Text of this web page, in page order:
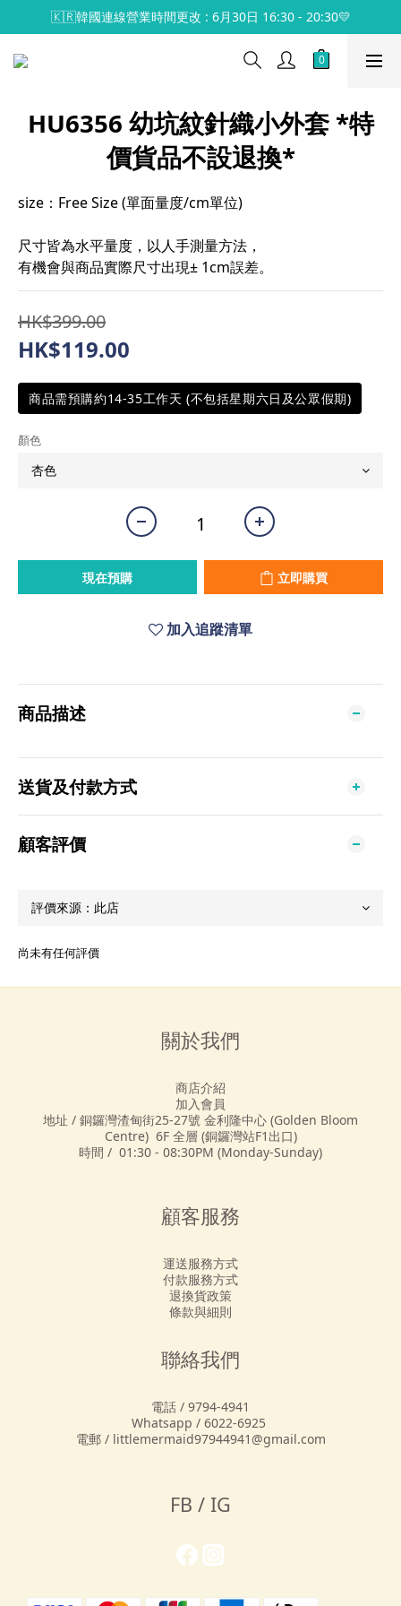
🇰🇷韓國連線營業時間更改 : 6月30日 16:30 - 20:30💛
HU6356 幼坑紋針織小外套 *特
價貨品不設退換*
size：Free Size (單面量度/cm單位)
尺寸皆為水平量度，以人手測量方法，
有機會與商品實際尺寸出現± 1cm誤差。
HK$399.00
HK$119.00
商品需預購約14-35工作天 (不包括星期六日及公眾假期)
顏色
現在預購 立即購買
加入追蹤清單
商品描述
送貨及付款方式
顧客評價
尚未有任何評價
關於我們
商店介紹
加入會員
地址 / 銅鑼灣渣甸街25-27號 金利隆中心 (Golden Bloom
Centre) 6F 全層 (銅鑼灣站F1出口)
時間 / 01:30 - 08:30PM (Monday-Sunday)
顧客服務
運送服務方式
付款服務方式
退換貨政策
條款與細則
聯絡我們
電話 / 9794-4941
Whatsapp / 6022-6925
電郵 / littlemermaid97944941@gmail.com
FB / IG